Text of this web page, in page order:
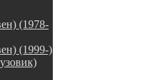
(1978-
(1999-)